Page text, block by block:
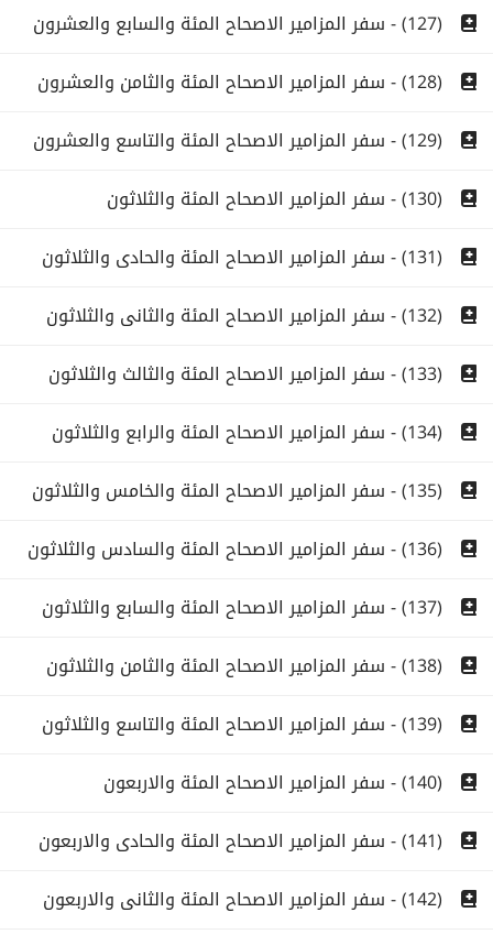
(127) - سفر المزامير الاصحاح المئة والسابع والعشرون
(128) - سفر المزامير الاصحاح المئة والثامن والعشرون
(129) - سفر المزامير الاصحاح المئة والتاسع والعشرون
(130) - سفر المزامير الاصحاح المئة والثلاثون
(131) - سفر المزامير الاصحاح المئة والحادى والثلاثون
(132) - سفر المزامير الاصحاح المئة والثانى والثلاثون
(133) - سفر المزامير الاصحاح المئة والثالث والثلاثون
(134) - سفر المزامير الاصحاح المئة والرابع والثلاثون
(135) - سفر المزامير الاصحاح المئة والخامس والثلاثون
(136) - سفر المزامير الاصحاح المئة والسادس والثلاثون
(137) - سفر المزامير الاصحاح المئة والسابع والثلاثون
(138) - سفر المزامير الاصحاح المئة والثامن والثلاثون
(139) - سفر المزامير الاصحاح المئة والتاسع والثلاثون
(140) - سفر المزامير الاصحاح المئة والاربعون
(141) - سفر المزامير الاصحاح المئة والحادى والاربعون
(142) - سفر المزامير الاصحاح المئة والثانى والاربعون